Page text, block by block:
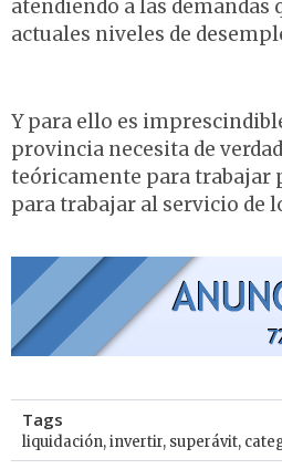
atendiendo a las
actuales niveles de
Y para ello es
provincia necesita de
teóricamente para trabajar
para trabajar al servicio de
Tags
liquidación,invertir, superávit,